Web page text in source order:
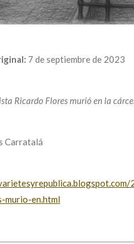
7 de septiembre de 2023
Ricardo Flores murió en la
Carratalá
murio-en.html